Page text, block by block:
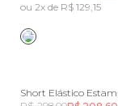
ou 2x de R$ 129,15